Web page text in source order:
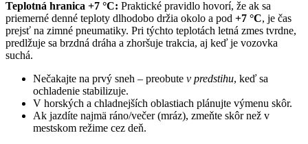
Teplotná hranica +7 °C: Praktické pravidlo hovorí, že ak sa
priemerné denné teploty dlhodobo držia okolo a pod +7 °C, je čas
prejsť na zimné pneumatiky. Pri týchto teplotách letná zmes tvrdne,
predlžuje sa brzdná dráha a zhoršuje trakcia, aj keď je vozovka
suchá.
Nečakajte na prvý sneh – preobute v predstihu, keď sa
ochladenie stabilizuje.
V horských a chladnejších oblastiach plánujte výmenu skôr.
Ak jazdíte najmä ráno/večer (mráz), zmeňte skôr než v
mestskom režime cez deň.